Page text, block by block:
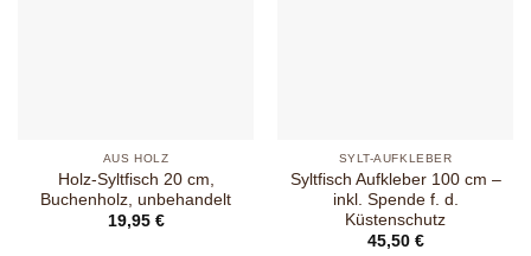
AUS HOLZ
Holz-Syltfisch 20 cm,
Buchenholz, unbehandelt
19,95 €
SYLT-AUFKLEBER
Syltfisch Aufkleber 100 cm –
inkl. Spende f. d.
Küstenschutz
45,50 €